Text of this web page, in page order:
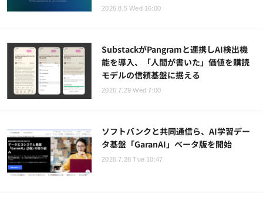
2026.8.5 Wed 16:00
SubstackがPangramと連携しAI検出機
能を導入、「人間が書いた」価値を購読
モデルの信頼基盤に据える
2026.7.29 Wed 7:00
ソフトバンクと共同通信ら、AI学習デー
タ基盤「GaranAI」ベータ版を開始
2026.7.28 Tue 10:47